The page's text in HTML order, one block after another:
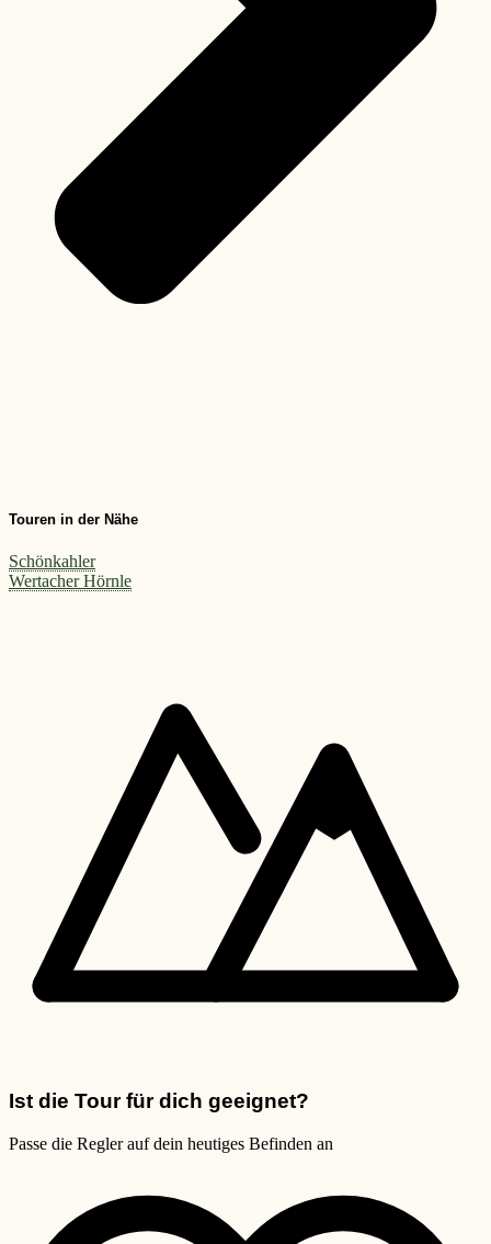
Touren in der Nähe
Schönkahler
Wertacher Hörnle
Ist die Tour für dich geeignet?
Passe die Regler auf dein heutiges Befinden an